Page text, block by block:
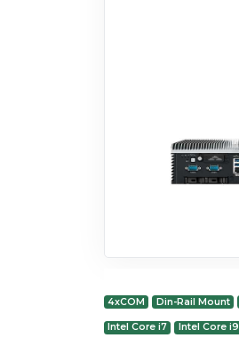
4xCOM Din-Rail Mount
Intel Core i7 Intel Core i9